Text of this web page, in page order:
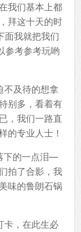
我们基本上都
拜这十天的时
面我就把我们
参考参考玩哟
不及待的想拿
别多，看着有
，我们一路直
的专业人士！
下的一点泪—
拍了合影，我
味的鲁朗石锅
卡，在此生必